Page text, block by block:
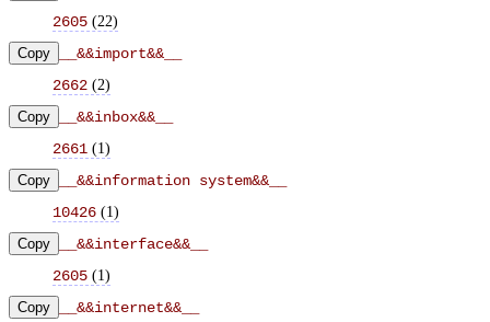
2605 (22)
Copy
__&&import&&__
2662 (2)
Copy
__&&inbox&&__
2661 (1)
Copy
__&&information system&&__
10426 (1)
Copy
__&&interface&&__
2605 (1)
Copy
__&&internet&&__